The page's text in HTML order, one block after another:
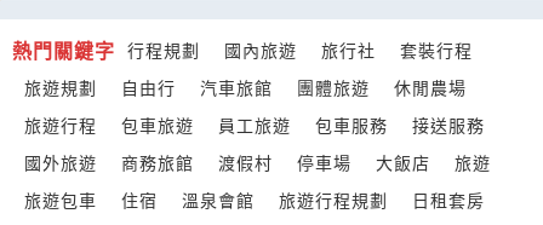
熱門關鍵字 行程規劃 國內旅遊 旅行社
套裝行程
旅遊規劃
自由行 汽車旅館 團體旅遊
休閒農場
旅遊行程
包車旅遊 員工旅遊 包車服務
接送服務
國外旅遊
商務旅館 渡假村 停車場 大飯店
旅遊
旅遊包車
住宿 溫泉會館 旅遊行程規劃
日租套房